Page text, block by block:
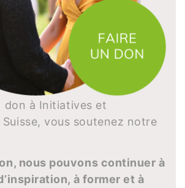
don à Initiatives et
vous soutenez notre
nous pouvons continuer à
à former et à